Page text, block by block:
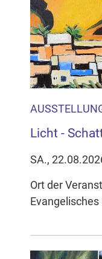
Licht -
SA.,
Ort der